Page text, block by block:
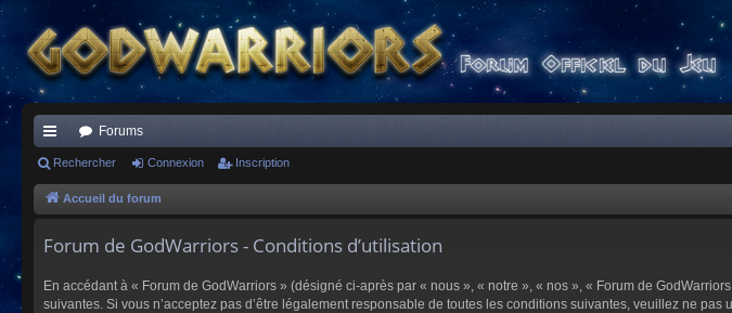
ac
co
s
Forums
Rechercher Connexion Inscription
Accueil du forum
Forum de GodWarriors - Conditions d’utilisation
En accédant à « Forum de GodWarriors » (désigné ci-après par « nous », « notre », « nos », « Forum de
suivantes. Si vous n’acceptez pas d’être légalement responsable de toutes les conditions suivantes, veuillez ne